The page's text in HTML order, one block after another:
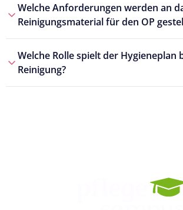
Welche Anforderungen werden an
Reinigungsmaterial für den OP
Welche Rolle spielt der Hygieneplan
Reinigung?